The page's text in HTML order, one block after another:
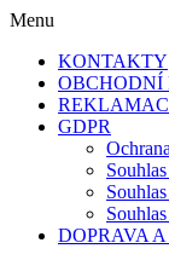
Menu
KONTAKTY
OBCHODNÍ
GDPR
DOPRAVA